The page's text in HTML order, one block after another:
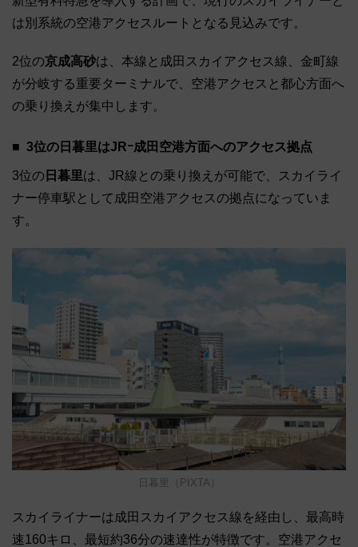
は別系統の空港アクセスルートとなる見込みです。
2位の京成高砂は、本線と成田スカイアクセス線、金町線
が分岐する重要ターミナルで、空港アクセスと都心方面へ
の乗り換えが集中します。
3位の日暮里はJRｰ成田空港方面へのアクセス拠点
3位の 日暮里は、JR線との乗り換えが可能で、スカイライ
ナー停車駅として成田空港アクセスの拠点になっていま
す。
日暮里（PIXTA）
スカイライナーは成田スカイアクセス線を経由し、最高時
速160キロ、最短約36分の速達性が特徴です。空港アクセ